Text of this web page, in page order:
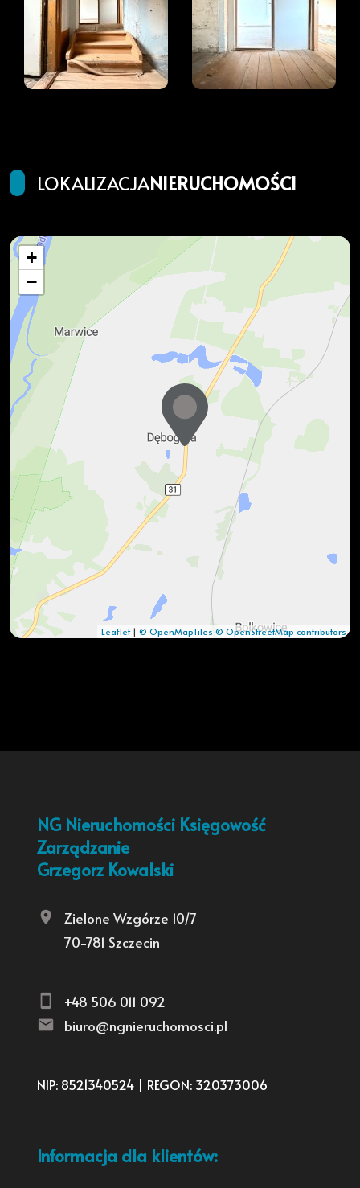
LOKALIZACJANIERUCHOMOŚCI
+
−
Leaflet| © OpenMapTiles © OpenStreetMap contributors
NG Nieruchomości Księgowość
Zarządzanie
Grzegorz Kowalski
Zielone Wzgórze 10/7
70-781 Szczecin
+48 506 011 092
biuro@ngnieruchomosci.pl
NIP: 8521340524 | REGON: 320373006
Informacja dla klientów: